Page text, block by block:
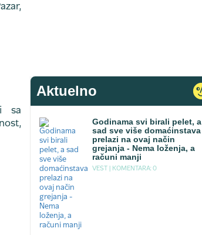
sa
Aktuelno
Godinama svi birali pelet, a
sad sve više domaćinstava
prelazi na ovaj način
grejanja - Nema loženja, a
računi manji
VEST | KOMENTARA: 0